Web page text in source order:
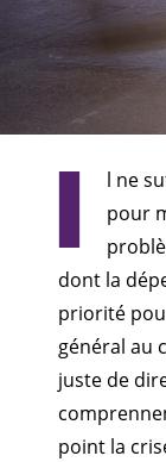
I
l ne
pour
dont la
priorité
général au
juste de
point la